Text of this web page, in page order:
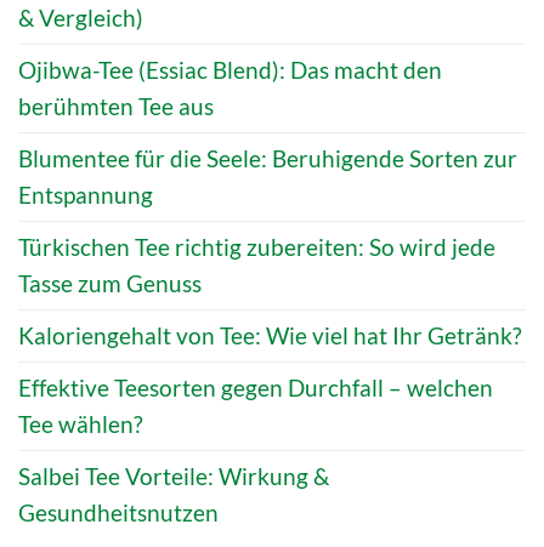
& Vergleich)
Ojibwa-Tee (Essiac Blend): Das macht den
berühmten Tee aus
Blumentee für die Seele: Beruhigende Sorten zur
Entspannung
Türkischen Tee richtig zubereiten: So wird jede
Tasse zum Genuss
Kaloriengehalt von Tee: Wie viel hat Ihr Getränk?
Effektive Teesorten gegen Durchfall – welchen
Tee wählen?
Salbei Tee Vorteile: Wirkung &
Gesundheitsnutzen